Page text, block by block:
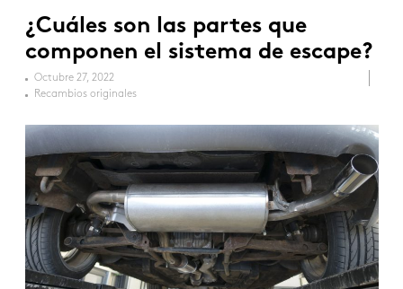
¿Cuáles son las partes que
componen el sistema de escape?
Octubre 27, 2022
Recambios originales